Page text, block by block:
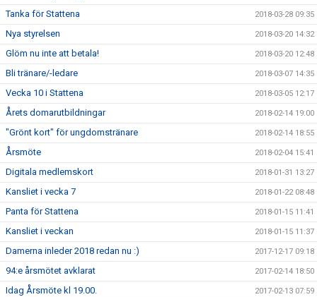
Tanka för Stattena 2018-03-28 09:35
Nya styrelsen 2018-03-20 14:32
Glöm nu inte att betala! 2018-03-20 12:48
Bli tränare/-ledare 2018-03-07 14:35
Vecka 10 i Stattena 2018-03-05 12:17
Årets domarutbildningar 2018-02-14 19:00
"Grönt kort" för ungdomstränare 2018-02-14 18:55
Årsmöte 2018-02-04 15:41
Digitala medlemskort 2018-01-31 13:27
Kansliet i vecka 7 2018-01-22 08:48
Panta för Stattena 2018-01-15 11:41
Kansliet i veckan 2018-01-15 11:37
Damerna inleder 2018 redan nu :) 2017-12-17 09:18
94:e årsmötet avklarat 2017-02-14 18:50
Idag Årsmöte kl 19.00. 2017-02-13 07:59